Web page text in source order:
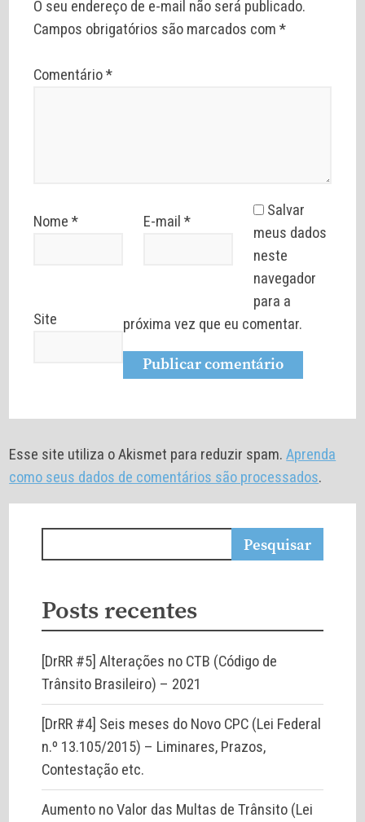
O seu endereço de e-mail não será publicado.
Campos obrigatórios são marcados com*
Comentário*
Nome* E-mail *
Site
Salvar
meus dados
neste
navegador
para a
próxima vez que eu comentar.
Esse site utiliza o Akismet para reduzir spam.Aprenda
como seus dados de comentários são processados.
Posts recentes
[DrRR #5] Alterações no CTB (Código de
Trânsito Brasileiro) – 2021
[DrRR #4] Seis meses do Novo CPC (Lei Federal
n.º 13.105/2015) – Liminares, Prazos,
Contestação etc.
Aumento no Valor das Multas de Trânsito (Lei